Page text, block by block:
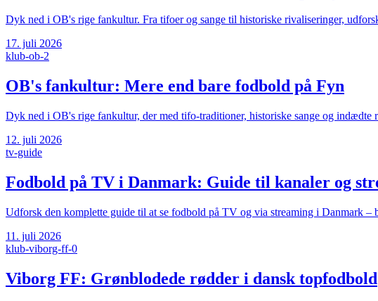
Dyk ned i OB's rige fankultur. Fra tifoer og sange til historiske rivaliseringer,
17. juli 2026
klub-ob-2
OB's fankultur: Mere end bare fodbold på Fyn
Dyk ned i OB's rige fankultur, der med tifo-traditioner, historiske sange og
12. juli 2026
tv-guide
Fodbold på TV i Danmark: Guide til kanaler og
Udforsk den komplette guide til at se fodbold på TV og via streaming i Danmark –
11. juli 2026
klub-viborg-ff-0
Viborg FF: Grønblodede rødder i dansk topfodbold